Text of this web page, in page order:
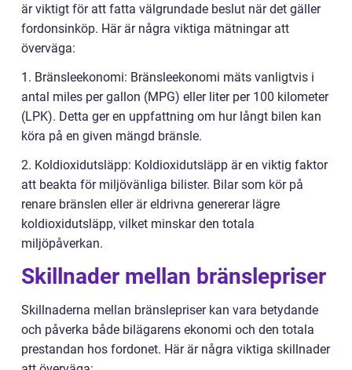
är viktigt för att fatta välgrundade beslut när det gäller
fordonsinköp. Här är några viktiga mätningar att
överväga:
1. Bränsleekonomi: Bränsleekonomi mäts vanligtvis i
antal miles per gallon (MPG) eller liter per 100 kilometer
(LPK). Detta ger en uppfattning om hur långt bilen kan
köra på en given mängd bränsle.
2. Koldioxidutsläpp: Koldioxidutsläpp är en viktig faktor
att beakta för miljövänliga bilister. Bilar som kör på
renare bränslen eller är eldrivna genererar lägre
koldioxidutsläpp, vilket minskar den totala
miljöpåverkan.
Skillnader mellan bränslepriser
Skillnaderna mellan bränslepriser kan vara betydande
och påverka både bilägarens ekonomi och den totala
prestandan hos fordonet. Här är några viktiga skillnader